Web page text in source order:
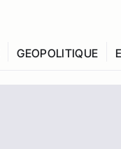
GEOPOLITIQUE